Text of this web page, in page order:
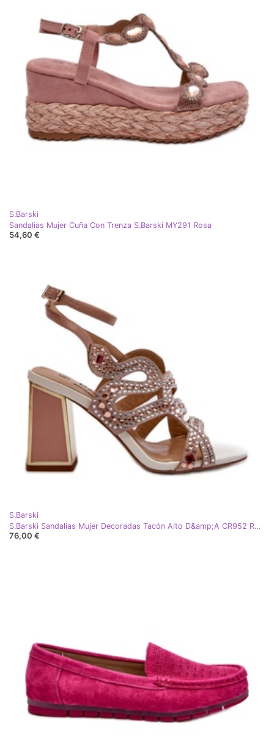
S.Barski
Sandalias Mujer Cuña Con Trenza S.Barski MY291 Rosa
54,60 €
S.Barski
S.Barski Sandalias Mujer Decoradas Tacón Alto D&amp;A CR952 Rosa
76,00 €